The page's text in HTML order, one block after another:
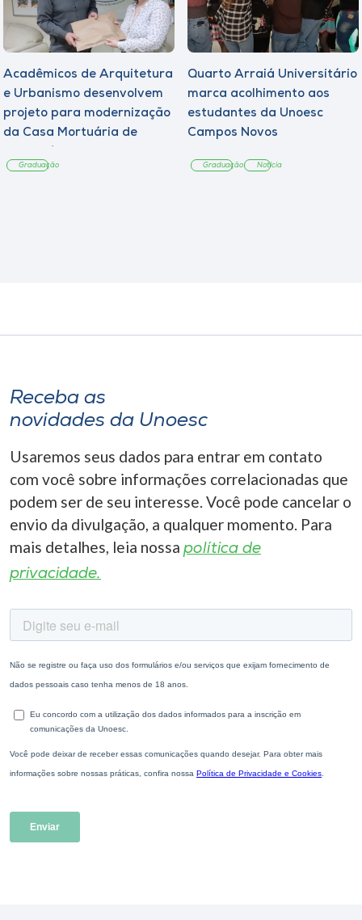
Acadêmicos de Arquitetura
e Urbanismo desenvolvem
projeto para modernização
da Casa Mortuária de
Graduação
Quarto Arraiá Universitário
marca acolhimento aos
estudantes da Unoesc
Campos Novos
Graduação Notícia
Receba as
novidades da Unoesc
Usaremos seus dados para entrar em contato
com você sobre informações correlacionadas que
podem ser de seu interesse. Você pode cancelar o
envio da divulgação, a qualquer momento. Para
mais detalhes, leia nossa política de
privacidade.